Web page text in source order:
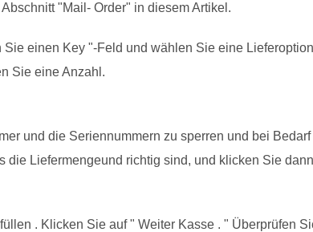
"Mail- Order" in diesem Artikel.
einen Key "-Feld und wählen Sie eine
Sie eine Anzahl.
und die Seriennummern zu sperren und bei
die Liefermengeund richtig sind, und klicken Sie
. Klicken Sie auf " Weiter Kasse . " Überprüfen